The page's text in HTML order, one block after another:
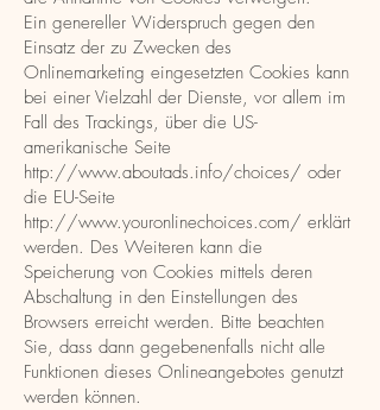
Ein genereller Widerspruch gegen den
Einsatz der zu Zwecken des
Onlinemarketing eingesetzten Cookies kann
bei einer Vielzahl der Dienste, vor allem im
Fall des Trackings, über die US-
amerikanische Seite
http://www.aboutads.info/choices/ oder
die EU-Seite
http://www.youronlinechoices.com/ erklärt
werden. Des Weiteren kann die
Speicherung von Cookies mittels deren
Abschaltung in den Einstellungen des
Browsers erreicht werden. Bitte beachten
Sie, dass dann gegebenenfalls nicht alle
Funktionen dieses Onlineangebotes genutzt
werden können.